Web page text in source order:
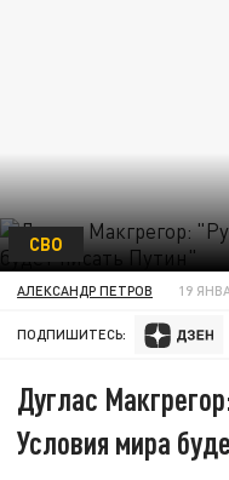
СВО
АЛЕКСАНДР ПЕТРОВ 19
ПОДПИШИТЕСЬ:
Дуглас
Условия мира